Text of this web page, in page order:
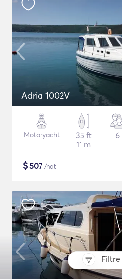
Filtre
Adria 1002V
Motoryacht
35 ft
11 m
6
$507 /nat